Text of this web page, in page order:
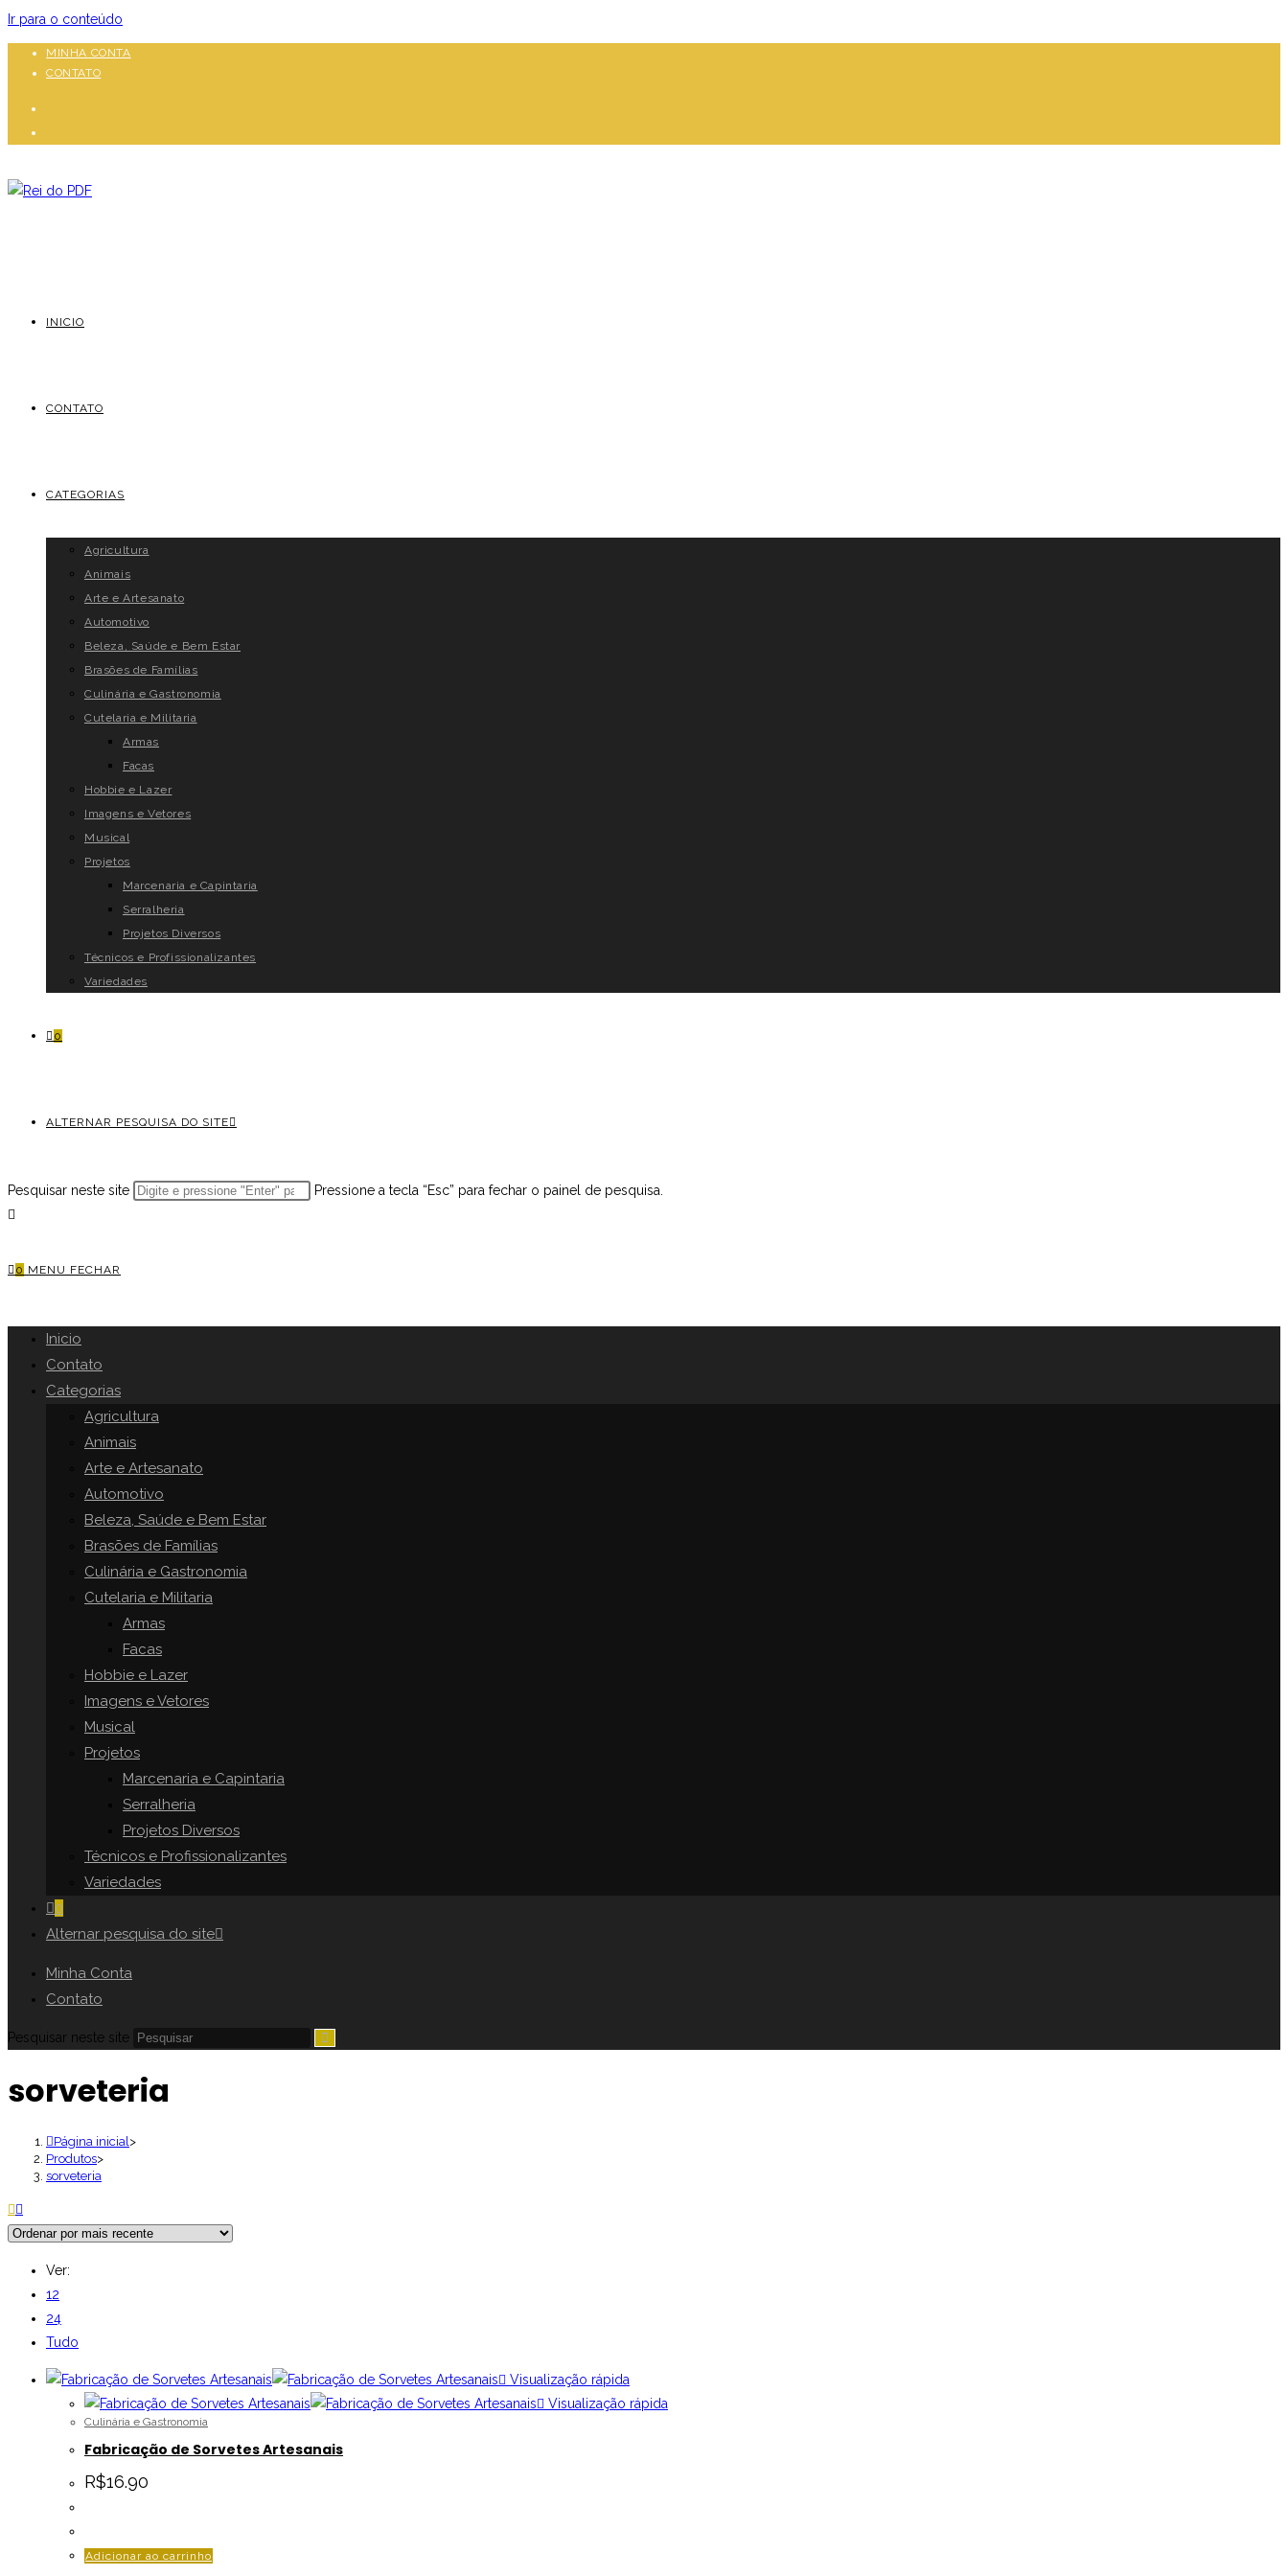
Ir para o conteúdo
MINHA CONTA
CONTATO
INICIO
CONTATO
CATEGORIAS
Agricultura
Animais
Arte e Artesanato
Automotivo
Beleza, Saúde e Bem Estar
Brasões de Famílias
Culinária e Gastronomia
Cutelaria e Militaria
Armas
Facas
Hobbie e Lazer
Imagens e Vetores
Musical
Projetos
Marcenaria e Capintaria
Serralheria
Projetos Diversos
Técnicos e Profissionalizantes
Variedades
0
ALTERNAR PESQUISA DO SITE
Pesquisar neste site Pressione a tecla “Esc” para fechar o painel de pesquisa.
0 MENU FECHAR
Inicio
Contato
Categorias
Agricultura
Animais
Arte e Artesanato
Automotivo
Beleza, Saúde e Bem Estar
Brasões de Famílias
Culinária e Gastronomia
Cutelaria e Militaria
Armas
Facas
Hobbie e Lazer
Imagens e Vetores
Musical
Projetos
Marcenaria e Capintaria
Serralheria
Projetos Diversos
Técnicos e Profissionalizantes
Variedades
0
Alternar pesquisa do site
Minha Conta
Contato
Pesquisar neste site
sorveteria
Página inicial >
Produtos>
sorveteria
Ver:
12
24
Tudo
Visualização rápida
Visualização rápida
Culinária e Gastronomia
Fabricação de Sorvetes Artesanais
R$16.90
Adicionar ao carrinho